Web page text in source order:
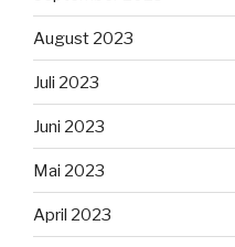
August 2023
Juli 2023
Juni 2023
Mai 2023
April 2023